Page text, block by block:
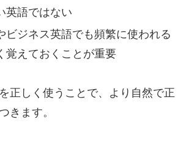
英語ではない
ビジネス英語でも頻繁に使われる
覚えておくことが重要
正しく使うことで、より自然で正
きます。